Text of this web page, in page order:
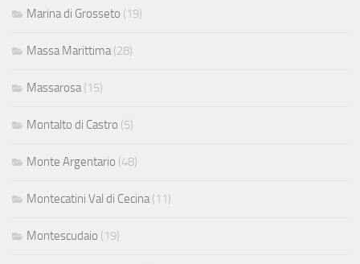
Marina di Grosseto (19)
Massa Marittima (28)
Massarosa (15)
Montalto di Castro (5)
Monte Argentario (48)
Montecatini Val di Cecina (11)
Montescudaio (19)